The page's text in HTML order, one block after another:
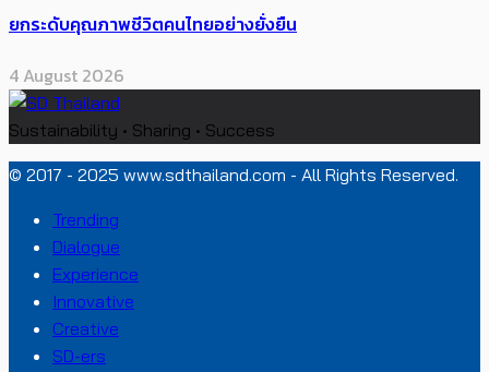
ยกระดับคุณภาพชีวิตคนไทยอย่างยั่งยืน
4 August 2026
Sustainability • Sharing • Success
© 2017 - 2025 www.sdthailand.com - All Rights Reserved.
Trending
Dialogue
Experience
Innovative
Creative
SD-ers